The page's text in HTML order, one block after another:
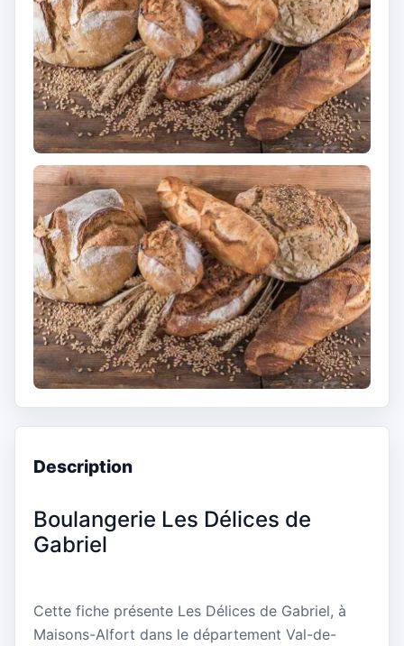
Description
Boulangerie Les Délices de
Gabriel
Cette fiche présente Les Délices de Gabriel, à
Maisons-Alfort dans le département Val-de-